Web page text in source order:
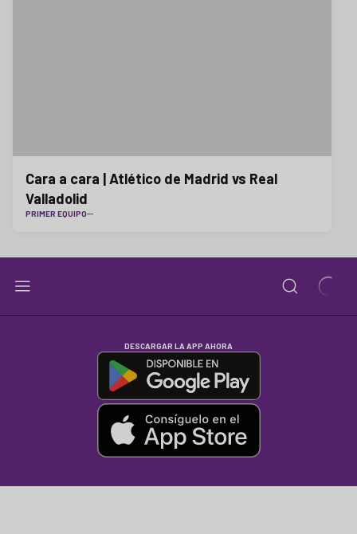
Cara a cara | Atlético de Madrid vs Real
Valladolid
PRIMER EQUIPO
DESCARGAR LA APP AHORA